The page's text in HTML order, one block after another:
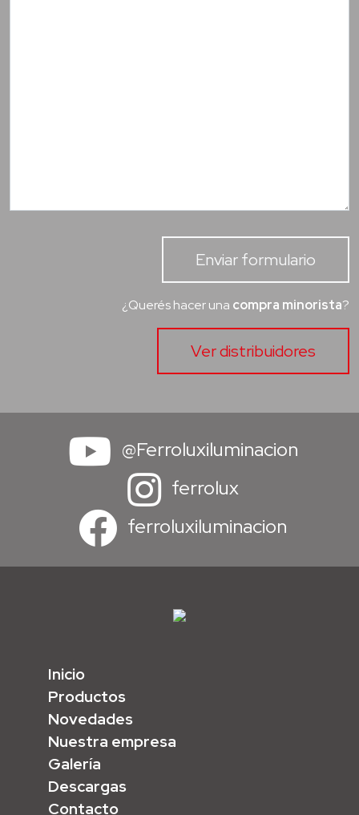
Enviar formulario
¿Querés hacer una compra minorista?
Ver distribuidores
@Ferroluxiluminacion
ferrolux
ferroluxiluminacion
Inicio
Productos
Novedades
Nuestra empresa
Galería
Descargas
Contacto